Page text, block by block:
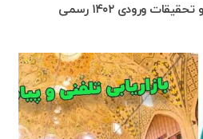
ورودی ۱۴۰۲ رسمی